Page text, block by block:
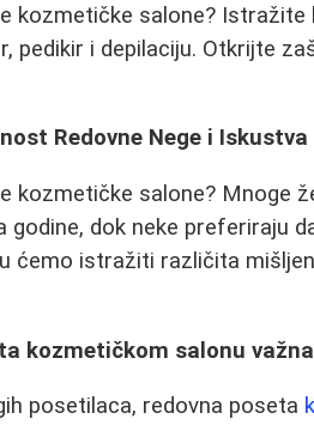
kozmetičke salone?
pedikir i depilaciju. Otkrijte
Redovne Nege i
kozmetičke salone? Mnoge
godine, dok neke preferiraju
ćemo istražiti različita
kozmetičkom salonu
posetilaca, redovna poseta